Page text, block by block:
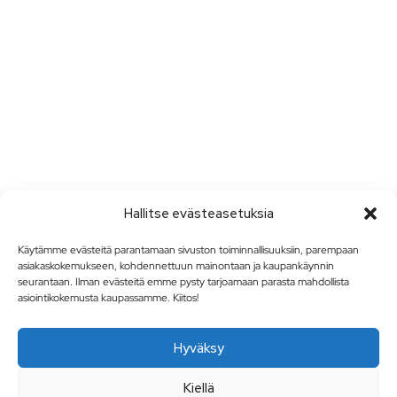
Hallitse evästeasetuksia
Käytämme evästeitä parantamaan sivuston toiminnallisuuksiin, parempaan
asiakaskokemukseen, kohdennettuun mainontaan ja kaupankäynnin
seurantaan. Ilman evästeitä emme pysty tarjoamaan parasta mahdollista
asiointikokemusta kaupassamme. Kiitos!
Hyväksy
Kiellä